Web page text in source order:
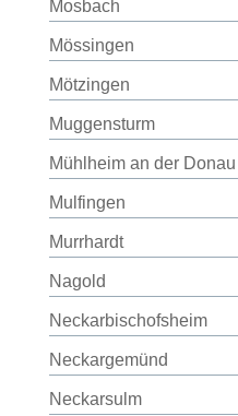
Mosbach
Mössingen
Mötzingen
Muggensturm
Mühlheim an der Donau
Mulfingen
Murrhardt
Nagold
Neckarbischofsheim
Neckargemünd
Neckarsulm